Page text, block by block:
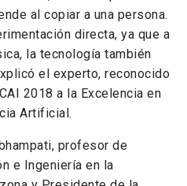
al copiar a una persona.
directa, ya que a
la tecnología también
el experto, reconocido
2018 a la Excelencia en
Artificial.
profesor de
e Ingeniería en la